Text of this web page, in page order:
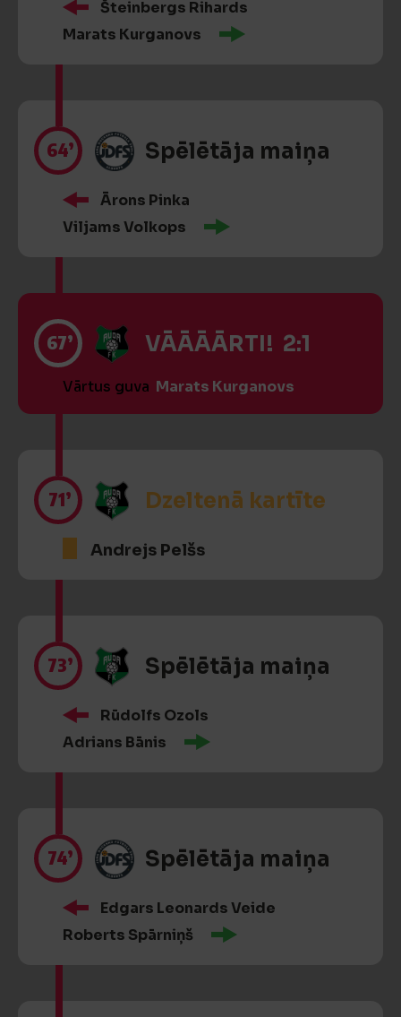
Šteinbergs Rihards
Marats Kurganovs
64’ Spēlētāja maiņa
Ārons Pinka
Viljams Volkops
67’ VĀĀĀĀRTI! 2:1
Vārtus guva Marats Kurganovs
71’ Dzeltenā kartīte
Andrejs Pelšs
73’ Spēlētāja maiņa
Rūdolfs Ozols
Adrians Bānis
74’ Spēlētāja maiņa
Edgars Leonards Veide
Roberts Spārniņš